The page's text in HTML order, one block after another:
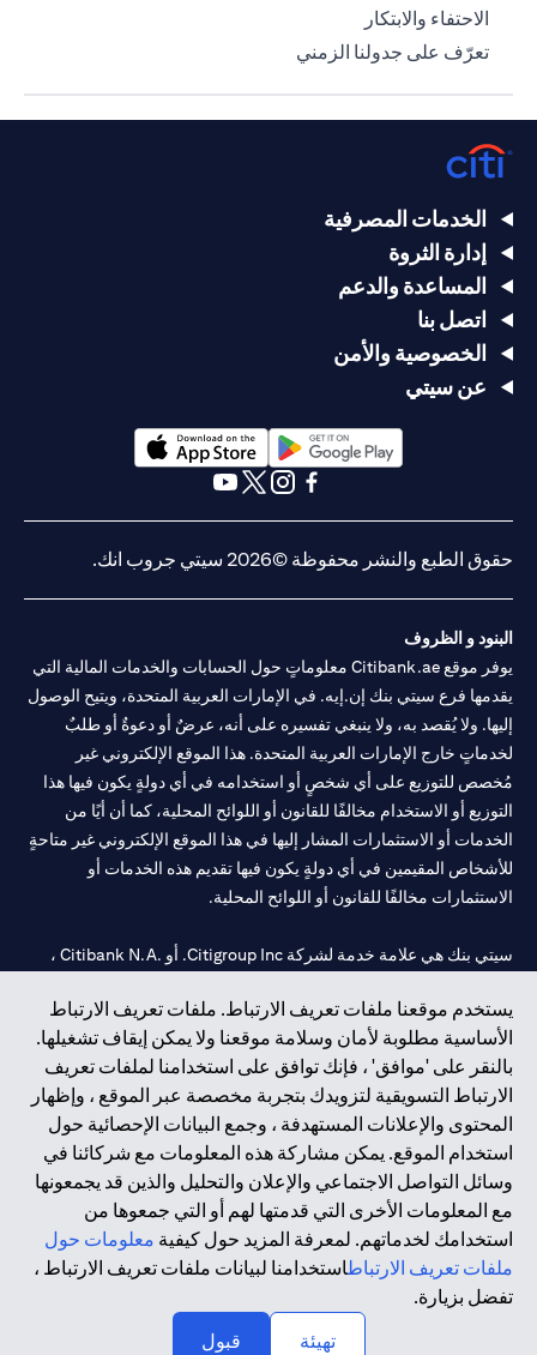
الاحتفاء والابتكار
تعرّف على جدولنا الزمني
يستخدم موقعنا ملفات تعريف الارتباط. ملفات تعريف الارتباط
الأساسية مطلوبة لأمان وسلامة موقعنا ولا يمكن إيقاف تشغيلها.
بالنقر على 'موافق' ، فإنك توافق على استخدامنا لملفات تعريف
الارتباط التسويقية لتزويدك بتجربة مخصصة عبر الموقع ، وإظهار
المحتوى والإعلانات المستهدفة ، وجمع البيانات الإحصائية حول
استخدام الموقع. يمكن مشاركة هذه المعلومات مع شركائنا في
وسائل التواصل الاجتماعي والإعلان والتحليل والذين قد يجمعونها
مع المعلومات الأخرى التي قدمتها لهم أو التي جمعوها من
استخدامك لخدماتهم. لمعرفة المزيد حول كيفية معلومات حول
ملفات تعريف الارتباطاستخدامنا لبيانات ملفات تعريف الارتباط ،
تفضل بزيارة.
تهيئة
قبول
الخدمات المصرفية
إدارة الثروة
المساعدة والدعم
اتصل بنا
الخصوصية والأمن
عن سيتي
opens in a new tab
opens in a new tab
حقوق الطبع والنشر محفوظة ©2026 سيتي جروب انك.
البنود و الظروف
يوفر موقع Citibank.ae معلوماتٍ حول الحسابات والخدمات المالية التي
يقدمها فرع سيتي بنك إن.إيه. في الإمارات العربية المتحدة، ويتيح الوصول
إليها. ولا يُقصد به، ولا ينبغي تفسيره على أنه، عرضٌ أو دعوةٌ أو طلبٌ
لخدماتٍ خارج الإمارات العربية المتحدة. هذا الموقع الإلكتروني غير
مُخصص للتوزيع على أي شخصٍ أو استخدامه في أي دولةٍ يكون فيها هذا
التوزيع أو الاستخدام مخالفًا للقانون أو اللوائح المحلية، كما أن أيًا من
الخدمات أو الاستثمارات المشار إليها في هذا الموقع الإلكتروني غير متاحةٍ
للأشخاص المقيمين في أي دولةٍ يكون فيها تقديم هذه الخدمات أو
الاستثمارات مخالفًا للقانون أو اللوائح المحلية.
سيتي بنك هي علامة خدمة لشركة Citigroup Inc. أو .Citibank N.A ،
سيتي بنك إن. إيه. الإمارات مسجل لدى مصرف الإمارات المركزي تحت
أرقام التراخيص 202563 لفرع الوصل في دبي، 531989 لفرع مول
الإمارات في دبي، و CN-1002019 لفرع أبوظبي. هاتف: 4000 311 04.
فرع سيتي بنك إن إيه - الإمارات العربية المتحدة مرخص من مصرف
الإمارات العربية المتحدة المركزي كفرع لبنك أجنبي.
سيتي بنك إن إيه الإمارات العربية المتحدة مرخص من هيئة الأوراق المالية
والسلع في الإمارات العربية المتحدة ("SCA") للقيام بالنشاط المالي لـ أ)
الاستشارات المالية والتعريف والترويج بموجب ترخيص رقم
20200000097 ب) وسيط تداول في الأسواق الدولية بموجب ترخيص